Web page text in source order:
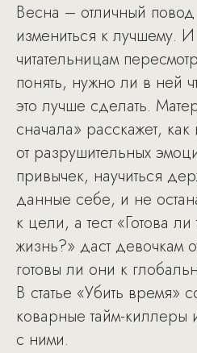
Весна – отличный повод
измениться к лучшему.
читательницам
понять, нужно ли в ней
это лучше сделать.
сначала» расскажет, как
от разрушительных
привычек, научиться
данные себе, и не
к цели, а тест «Готова
жизнь?» даст девочкам
готовы ли они к
В статье «Убить время»
коварные тайм-
с ними.